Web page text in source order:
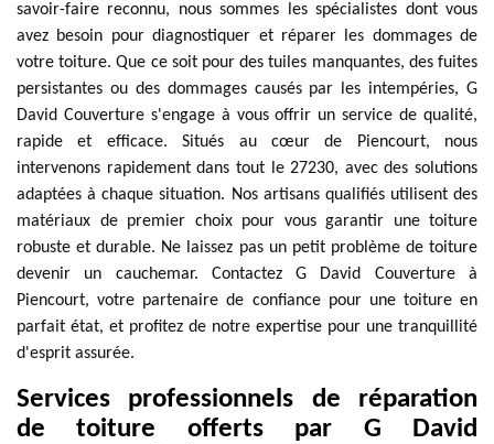
savoir-faire reconnu, nous sommes les spécialistes dont vous
avez besoin pour diagnostiquer et réparer les dommages de
votre toiture. Que ce soit pour des tuiles manquantes, des fuites
persistantes ou des dommages causés par les intempéries, G
David Couverture s'engage à vous offrir un service de qualité,
rapide et efficace. Situés au cœur de Piencourt, nous
intervenons rapidement dans tout le 27230, avec des solutions
adaptées à chaque situation. Nos artisans qualifiés utilisent des
matériaux de premier choix pour vous garantir une toiture
robuste et durable. Ne laissez pas un petit problème de toiture
devenir un cauchemar. Contactez G David Couverture à
Piencourt, votre partenaire de confiance pour une toiture en
parfait état, et profitez de notre expertise pour une tranquillité
d'esprit assurée.
Services professionnels de réparation
de toiture offerts par G David